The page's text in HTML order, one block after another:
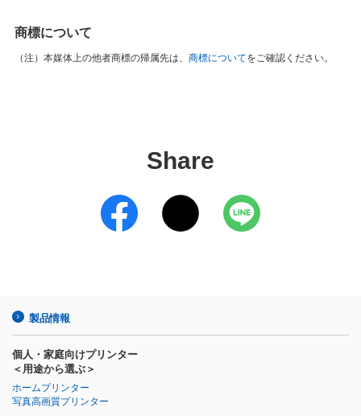
商標について
（注） 本媒体上の他者商標の帰属先は、 商標についてをご確認ください。
Share
製品情報
個人・家庭向けプリンター
＜用途から選ぶ＞
ホームプリンター
写真高画質プリンター